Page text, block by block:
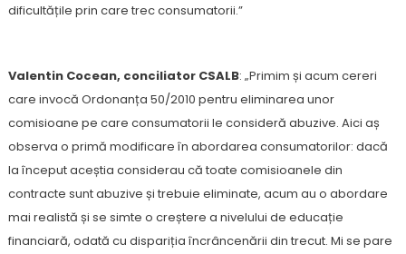
dificultățile prin care trec consumatorii.”
Valentin Cocean, conciliator CSALB: „Primim și acum cereri
care invocă Ordonanța 50/2010 pentru eliminarea unor
comisioane pe care consumatorii le consideră abuzive. Aici aș
observa o primă modificare în abordarea consumatorilor: dacă
la început aceștia considerau că toate comisioanele din
contracte sunt abuzive și trebuie eliminate, acum au o abordare
mai realistă și se simte o creștere a nivelului de educație
financiară, odată cu dispariția încrâncenării din trecut. Mi se pare